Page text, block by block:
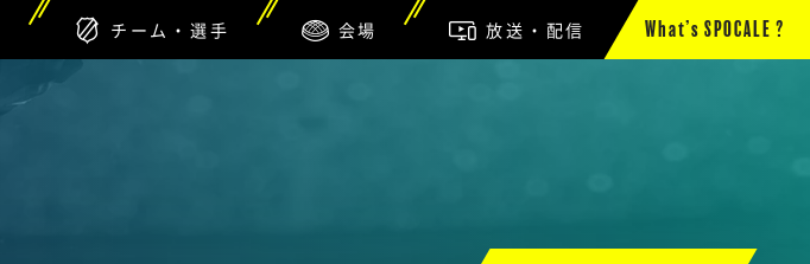
チーム・選手 会場 放送・配信 What’s SPOCALE ?